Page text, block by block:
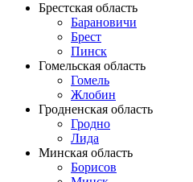
Брестская область
Барановичи
Брест
Пинск
Гомельская область
Гомель
Жлобин
Гродненская область
Гродно
Лида
Минская область
Борисов